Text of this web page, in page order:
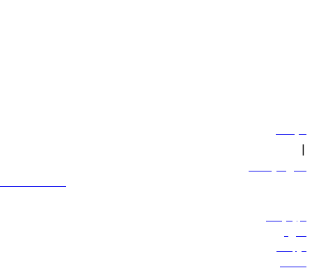
سياساتنا
|
الشروط والأحكام
600 544 445
حجز الرحلات
العروض
الوجهات
الأمتعة